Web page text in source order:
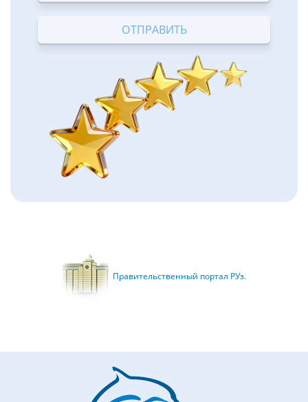
TerribleBad
OK
Good Excellent
Правительственный портал РУз.